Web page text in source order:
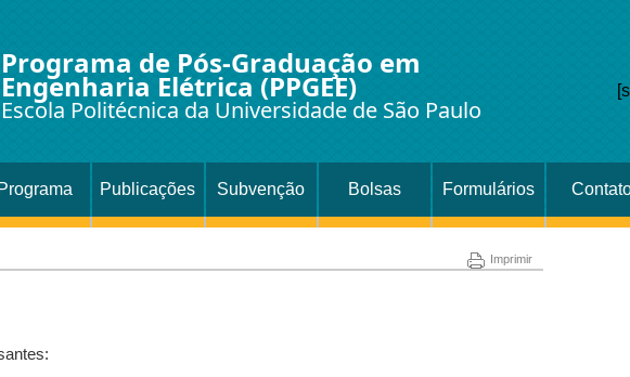
Programa de Pós-Graduação em
Engenharia Elétrica (PPGEE)
Escola Politécnica da Universidade de São Paulo
Programa Publicações Subvenção Bolsas Formulários
Imprimir